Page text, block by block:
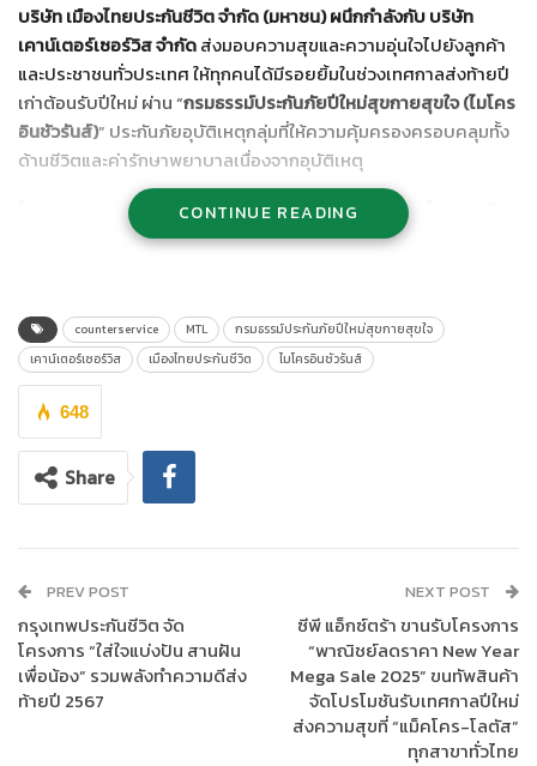
บริษัท เมืองไทยประกันชีวิต จำกัด (มหาชน) ผนึกกำลังกับ บริษัท
เคาน์เตอร์เซอร์วิส จำกัดส่งมอบความสุขและความอุ่นใจไปยังลูกค้า
และประชาชนทั่วประเทศ ให้ทุกคนได้มีรอยยิ้มในช่วงเทศกาลส่งท้ายปี
เก่าต้อนรับปีใหม่ ผ่าน “กรมธรรม์ประกันภัยปีใหม่สุขกายสุขใจ (ไมโคร
อินชัวรันส์)” ประกันภัยอุบัติเหตุกลุ่มที่ให้ความคุ้มครองครอบคลุมทั้ง
ด้านชีวิตและค่ารักษาพยาบาลเนื่องจากอุบัติเหตุ
โดย นายสาระ ล่ำซำ ประธานเจ้าหน้าที่บริหาร บริษัท เมืองไทยประกัน
ชีวิต จำกัด (มหาชน)กล่าวว่า เมืองไทยประกันชีวิตมีความยินดีเป็น
มีความมุ่งมั่นในการสร้างการเข้าถึงได้ของประกันชีวิตให้กับทุก ๆ
คนในสังคม (Democratizing Insurance) เพื่อเป็นส่วนช่วยให้ทุกคน
ได้มีความอุ่นใจ มีหลักประกันที่มั่นคง และมีคุณภาพชีวิตที่ดีอย่าง
ยั่งยืน พร้อมเป็นการตอบรับนโยบายของสำนักงานคณะกรรมการ
กำกับและส่งเสริมการประกอบธุรกิจประกันภัย (คปภ.) ในการส่งเสริม
ให้ประชาชนมีหลักประกันความคุ้มครองอุบัติเหตุให้กับตนเองและ
ครอบครัว สามารถเข้าถึงและใช้ประโยชน์จากระบบการประกันภัยเพื่อ
CONTINUE READING
counterservice MTL
กรมธรรม์ประกันภัยปีใหม่สุขกายสุขใจ
เคาน์เตอร์เซอร์วิส
เมืองไทยประกันชีวิต ไมโครอินชัวรันส์
648
Share
PREV POST
กรุงเทพประกันชีวิต จัด
โครงการ “ใส่ใจแบ่งปัน สานฝัน
เพื่อน้อง” รวมพลังทำความดีส่ง
ท้ายปี 2567
NEXT POST
ซีพี แอ็กซ์ตร้า ขานรับโครงการ
“พาณิชย์ลดราคา New Year
Mega Sale 2025” ขนทัพสินค้า
จัดโปรโมชันรับเทศกาลปีใหม่
ส่งความสุขที่ “แม็คโคร-โลตัส”
ทุกสาขาทั่วไทย